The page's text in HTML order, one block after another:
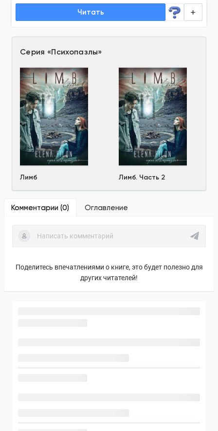
Читать
Серия «Психопазлы»
Лимб Лимб. Часть 2
Комментарии (0) Оглавление
Поделитесь впечатлениями о книге, это будет полезно для
других читателей!